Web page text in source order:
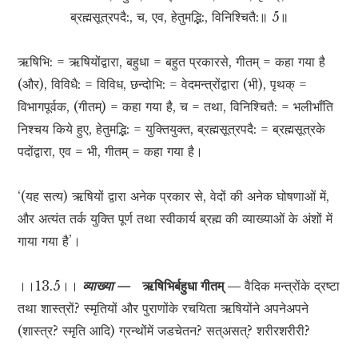
ब्रह्मसूत्रपदै:, च, एव, हेतुमद्भि:, विनिश्चितै:॥ 5॥
ऋषिभि: = ऋषियोंद्वारा, बहुधा = बहुत प्रकारसे, गीतम् = कहा गया है
(और), विविधै: = विविध, छन्दोभि: = वेदमन्त्रोंद्वारा (भी), पृथक् =
विभागपूर्वक, (गीतम्) = कहा गया है, च = तथा, विनिश्चितै: = भलीभाँति
निश्चय किये हुए, हेतुमद्भि: = युक्तियुक्त, ब्रह्मसूत्रपदै: = ब्रह्मसूत्रके
पदोंद्वारा, एव = भी, गीतम् = कहा गया है।
‘(यह सत्य) ऋषियों द्वारा अनेक प्रकार से, वेदों की अनेक घोषणाओं में,
और अत्यंत तर्क युक्ति पूर्ण तथा स्वीकार्य ब्रह्म की व्याख्याओं के अंशों में
गाया गया है’।
।।13.5।। व्याख्या — ऋषिभिर्बहुधा गीतम् —वैदिक मन्त्रोंके द्रष्टा
तथा शास्त्रों? स्मृतियों और पुराणोंके रचयिता ऋषियोंने अपनेअपने
(शास्त्र? स्मृति आदि) ग्रन्थोंमें जडचेतन? सत्असत्? शरीरशरीरी?